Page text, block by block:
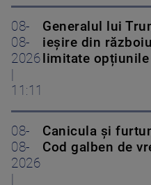
08-
08-
2026
11:11
Generalul lui
ieșire din
limitate opțiunile
08-
08-
2026
Canicula și
Cod galben de